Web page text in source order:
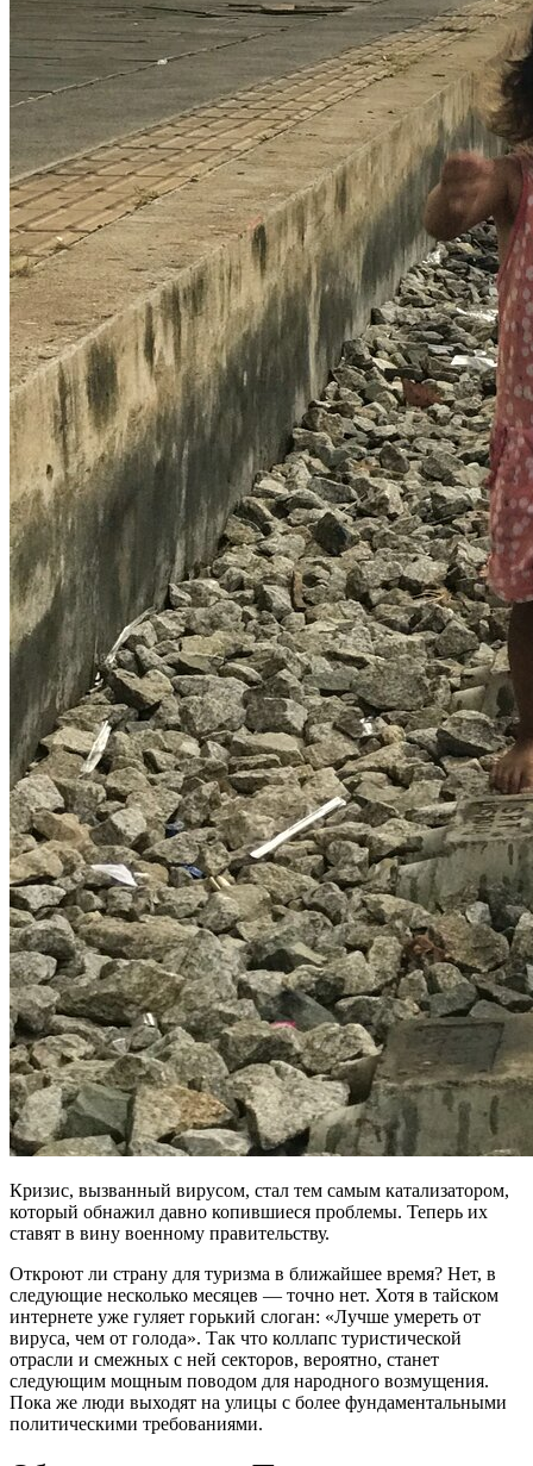
Кризис, вызванный вирусом, стал тем самым катализатором,
который обнажил давно копившиеся проблемы. Теперь их
ставят в вину военному правительству.
Откроют ли страну для туризма в ближайшее время? Нет, в
следующие несколько месяцев — точно нет. Хотя в тайском
интернете уже гуляет горький слоган: «Лучше умереть от
вируса, чем от голода». Так что коллапс туристической
отрасли и смежных с ней секторов, вероятно, станет
следующим мощным поводом для народного возмущения.
Пока же люди выходят на улицы с более фундаментальными
политическими требованиями.